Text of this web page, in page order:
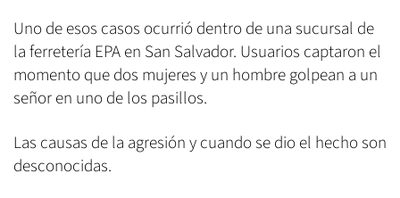
Uno de esos casos ocurrió dentro de una sucursal de
la ferretería EPA en San Salvador. Usuarios captaron el
momento que dos mujeres y un hombre golpean a un
señor en uno de los pasillos.
Las causas de la agresión y cuando se dio el hecho son
desconocidas.